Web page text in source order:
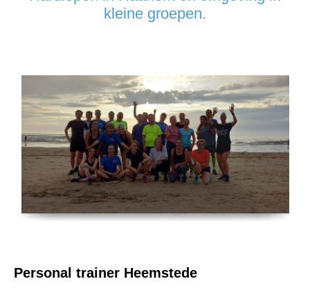
kleine groepen.
Personal trainer Heemstede